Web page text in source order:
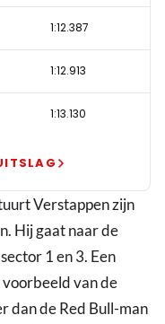
1:12.387
1:12.913
1:13.130
Verstappen zijn
Hij gaat naar de
1 en 3. Een
van de
dan de Red Bull-man